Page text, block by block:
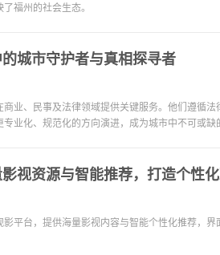
福州的社会生态。
城市守护者与真相探寻者
业、民事及法律领域提供关键服务。他们遵循
业化、规范化的方向演进，成为城市中不可或缺
视资源与智能推荐，打造个性
平台，提供海量影视内容与智能个性化推荐，